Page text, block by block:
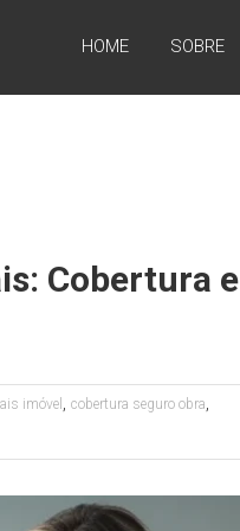
HOME SOBRE
Cobertura e
imóvel , cobertura seguro obra,